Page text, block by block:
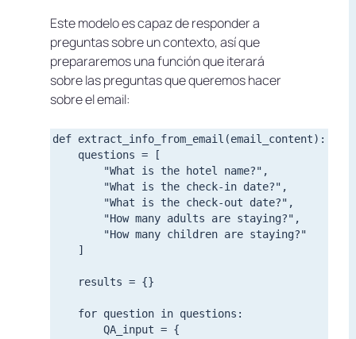
Este modelo es capaz de responder a
preguntas sobre un contexto, así que
prepararemos una función que iterará
sobre las preguntas que queremos hacer
sobre el email:
def extract_info_from_email(email_content):